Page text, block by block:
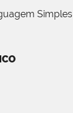
Simples